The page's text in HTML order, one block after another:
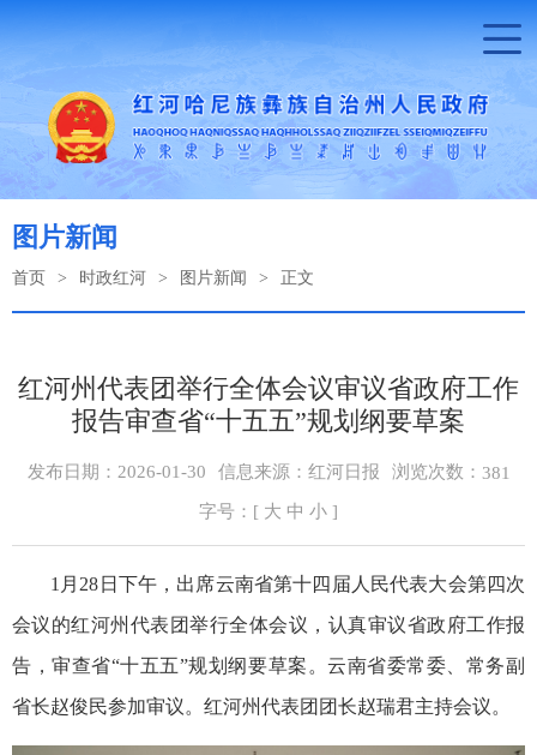
图片新闻
首页 > 时政红河 > 图片新闻 > 正文
红河州代表团举行全体会议审议省政府工作
报告审查省“十五五”规划纲要草案
发布日期：2026-01-30 信息来源：红河日报 浏览次数： 381
字号：[ 大 中 小 ]
1月28日下午，出席云南省第十四届人民代表大会第四次
会议的红河州代表团举行全体会议，认真审议省政府工作报
告，审查省“十五五”规划纲要草案。云南省委常委、常务副
省长赵俊民参加审议。红河州代表团团长赵瑞君主持会议。